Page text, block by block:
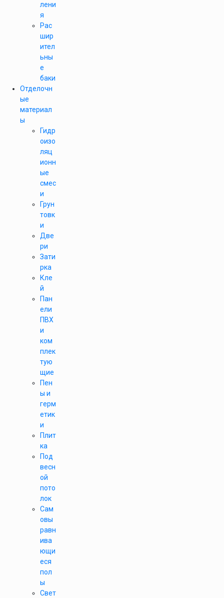
лени
я
Рас
шир
ител
ьны
е
баки
Отделочн
ые
материал
ы
Гидр
оизо
ляц
ионн
ые
смес
и
Грун
товк
и
Две
ри
Зати
рка
Кле
й
Пан
ели
ПВХ
и
ком
плек
тую
щие
Пен
ы и
герм
етик
и
Плит
ка
Под
весн
ой
пото
лок
Сам
овы
равн
ива
ющи
еся
пол
ы
Свет